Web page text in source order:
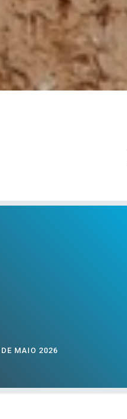
MAIO 2026